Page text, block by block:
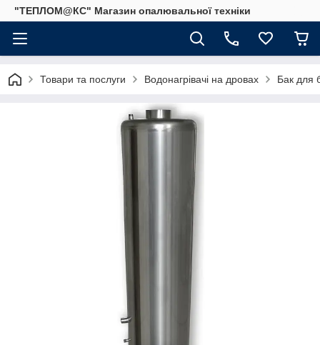
"ТЕПЛОМ@КС" Магазин опалювальної техніки
Товари та послуги Водонагрівачі на дровах Бак для